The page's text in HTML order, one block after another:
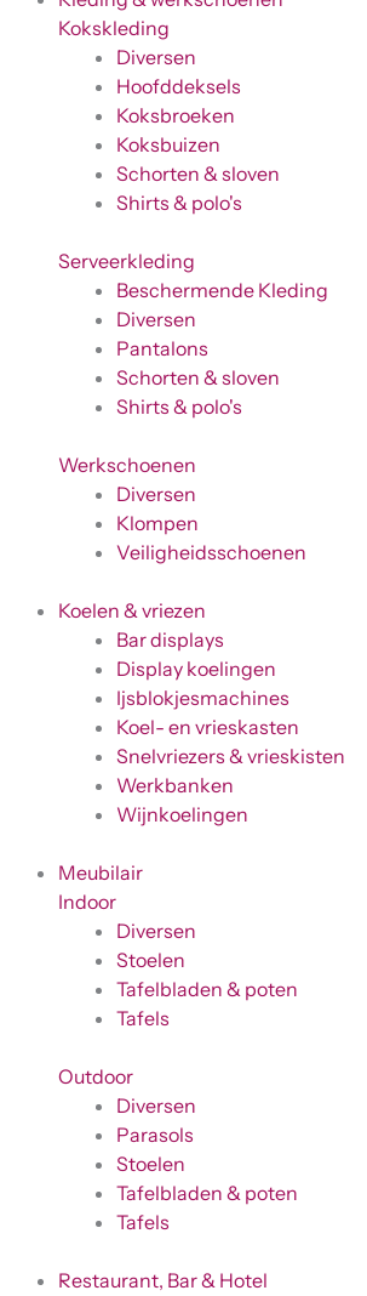
Kokskleding
Diversen
Hoofddeksels
Koksbroeken
Koksbuizen
Schorten & sloven
Shirts & polo's
Serveerkleding
Beschermende Kleding
Diversen
Pantalons
Schorten & sloven
Shirts & polo's
Werkschoenen
Diversen
Klompen
Veiligheidsschoenen
Koelen & vriezen
Bar displays
Display koelingen
Ijsblokjesmachines
Koel- en vrieskasten
Snelvriezers & vrieskisten
Werkbanken
Wijnkoelingen
Meubilair
Indoor
Diversen
Stoelen
Tafelbladen & poten
Tafels
Outdoor
Diversen
Parasols
Stoelen
Tafelbladen & poten
Tafels
Restaurant, Bar & Hotel